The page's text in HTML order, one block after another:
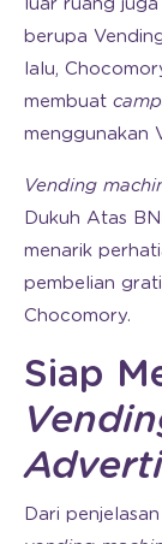
luar ruang
berupa
lalu,
membuat
menggunakan
Vending
Dukuh Atas
menarik
pembelian
Chocomory.
Siap
Dari